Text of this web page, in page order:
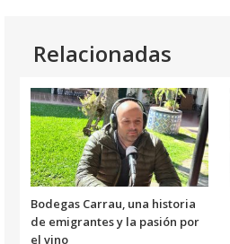
Relacionadas
Bodegas Carrau, una historia
de emigrantes y la pasión por
el vino